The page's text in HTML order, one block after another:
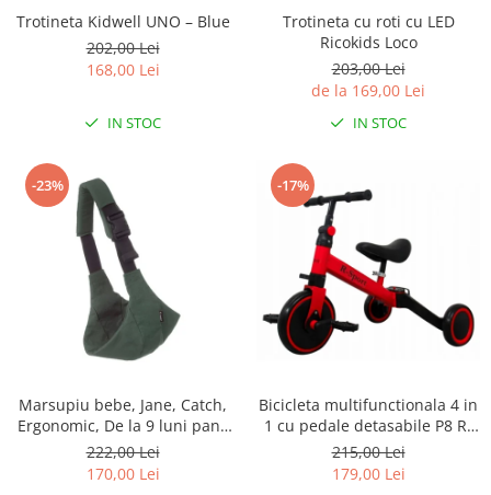
Trotineta Kidwell UNO – Blue
202,00 Lei
168,00 Lei
IN STOC
Trotineta cu roti cu LED
Ricokids Loco
203,00 Lei
de la 169,00 Lei
IN STOC
-23%
Marsupiu bebe, Jane, Catch,
Ergonomic, De la 9 luni pana
la 22 Kg, Botanic
222,00 Lei
170,00 Lei
-17%
Bicicleta multifunctionala 4 in
1 cu pedale detasabile P8 R-
Sport
215,00 Lei
179,00 Lei